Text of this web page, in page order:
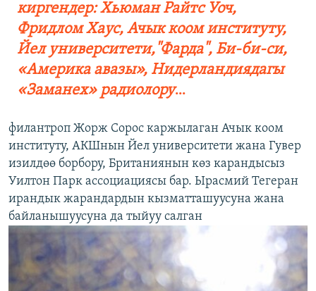
киргендер: Хьюман Райтс Уоч,
Фридлом Хаус, Ачык коом институту,
Йел университети,"Фарда", Би-би-си,
«Америка авазы», Нидерландиядагы
«Заманех» радиолору...
филантроп Жорж Сорос каржылаган Ачык коом
институту, АКШнын Йел университети жана Гувер
изилдөө борбору, Британиянын көз карандысыз
Уилтон Парк ассоциациясы бар. Ырасмий Тегеран
ирандык жарандардын кызматташуусуна жана
байланышуусуна да тыйуу салган